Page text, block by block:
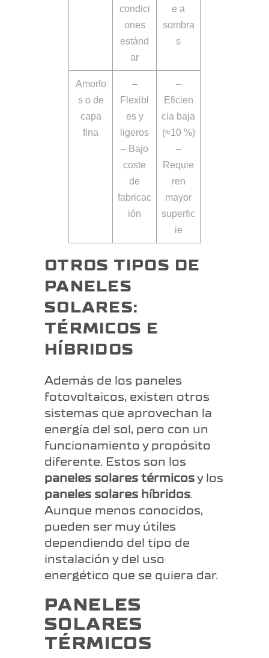
condici
ones
estánd
ar
e a
sombra
s
Amorfo
s o de
capa
fina
–
Flexibl
es y
ligeros
– Bajo
coste
de
fabricac
ión
–
Eficien
cia baja
(≈10 %)
–
Requie
ren
mayor
superfic
ie
OTROS TIPOS DE
PANELES
SOLARES:
TÉRMICOS E
HÍBRIDOS
Además de los paneles
fotovoltaicos, existen otros
sistemas que aprovechan la
energía del sol, pero con un
funcionamiento y propósito
diferente. Estos son los
paneles solares térmicosy los
paneles solares híbridos.
Aunque menos conocidos,
pueden ser muy útiles
dependiendo del tipo de
instalación y del uso
energético que se quiera dar.
PANELES
SOLARES
TÉRMICOS